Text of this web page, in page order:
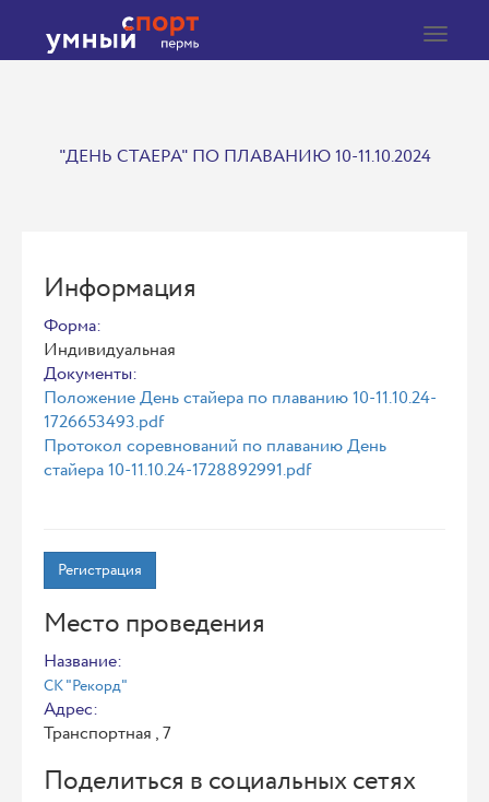
Toggle
"ДЕНЬ СТАЕРА" ПО ПЛАВАНИЮ 10-11.10.2024
Информация
Форма:
Индивидуальная
Документы:
Положение День стайера по плаванию 10-11.10.24-
1726653493.pdf
Протокол соревнований по плаванию День
стайера 10-11.10.24-1728892991.pdf
Регистрация
Место проведения
Название:
СК "Рекорд"
Адрес:
Транспортная , 7
Поделиться в социальных сетях